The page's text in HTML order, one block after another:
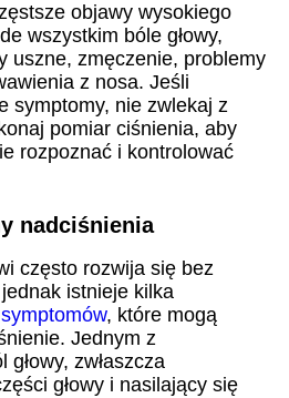
objawy wysokiego
wszystkim bóle głowy,
uszne, zmęczenie, problemy
z nosa. Jeśli
symptomy, nie zwlekaj z
pomiar ciśnienia, aby
rozpoznać i kontrolować
nadciśnienia
często rozwija się bez
istnieje kilka
, które mogą
Jednym z
zwłaszcza
głowy i nasilający się